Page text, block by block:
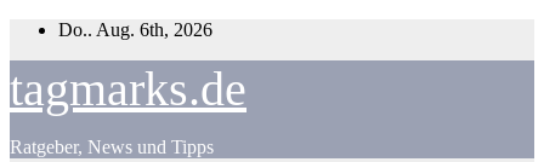
Zum
Do.. Aug. 6th, 2026
tagmarks.de
Ratgeber, News und Tipps